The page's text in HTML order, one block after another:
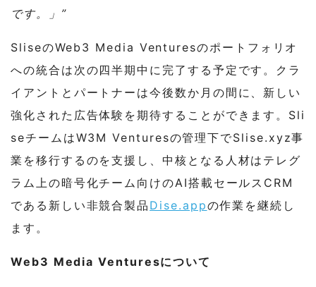
です。」”
SliseのWeb3 Media Venturesのポートフォリオ
への統合は次の四半期中に完了する予定です。クラ
イアントとパートナーは今後数か月の間に、新しい
強化された広告体験を期待することができます。Sli
seチームはW3M Venturesの管理下でSlise.xyz事
業を移行するのを支援し、中核となる人材はテレグ
ラム上の暗号化チーム向けのAI搭載セールスCRM
である新しい非競合製品 Dise.appの作業を継続し
ます。
Web3 Media Venturesについて